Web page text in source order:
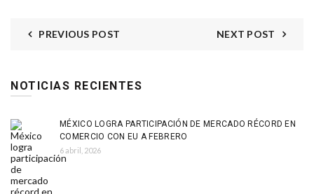
PREVIOUS POST NEXT POST
NOTICIAS RECIENTES
MÉXICO LOGRA PARTICIPACIÓN DE MERCADO RÉCORD EN
COMERCIO CON EU A FEBRERO
6 abril, 2026